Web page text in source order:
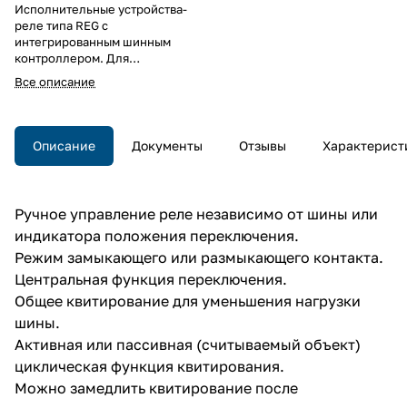
Исполнительные устройства-
реле типа REG с
интегрированным шинным
контроллером. Для
переключения независимо
активируемых групп нагрузки. С
переключения реле (вкл./
выкл.) параллельно или без
эксплуатации KNX.
Все описание
Описание Документы Отзывы
Ручное управление реле независимо от шины или
индикатора положения переключения.
Режим замыкающего или размыкающего контакта.
Центральная функция переключения.
Общее квитирование для уменьшения нагрузки
шины.
Активная или пассивная (считываемый объект)
циклическая функция квитирования.
Можно замедлить квитирование после